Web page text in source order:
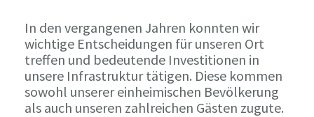
In den vergangenen Jahren konnten wir
wichtige Entscheidungen für unseren Ort
treffen und bedeutende Investitionen in
unsere Infrastruktur tätigen. Diese kommen
sowohl unserer einheimischen Bevölkerung
als auch unseren zahlreichen Gästen zugute.